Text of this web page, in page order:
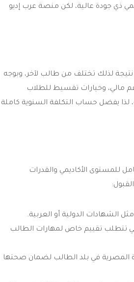
ذي جودة عالية، لكن منصة عرب إديو
لذلك تختلف من طالب لآخر، وبوجه
مالي، وخيارات تقسيط للطلاب
يفضل حساب التكلفة السنوية كاملة
للمستوى الأكاديمي والقدرات
الشهادات الدولية أو العربية.
تتطلب تقييم خاص لمهارات الطالب
المصرية في بلد الطالب لضمان صحتها